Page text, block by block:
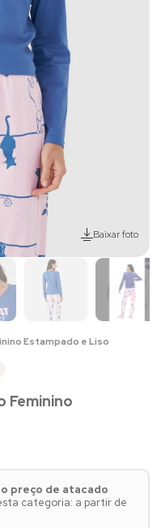
Baixar foto
Estampado e Liso
Feminino
preço de atacado
categoria: a partir de